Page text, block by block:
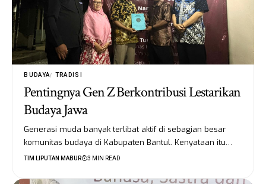
BUDAYA TRADISI
Pentingnya Gen Z Berkontribusi Lestarikan
Budaya Jawa
Generasi muda banyak terlibat aktif di sebagian besar
komunitas budaya di Kabupaten Bantul. Kenyataan itu…
TIM LIPUTAN MABUR 3 MIN READ